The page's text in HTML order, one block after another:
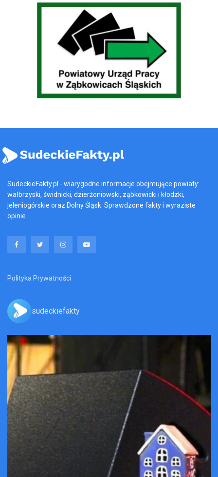
SudeckieFakty.pl - wiarygodne informacje obejmujące powiaty:
wałbrzyski, świdnicki, dzierżoniowski, ząbkowicki i kłodzki,
jeleniogórskie oraz Dolny Śląsk. Sprawdzone fakty i wyraziste
opinie.
Polityka Prywatności
sudeckiefakty